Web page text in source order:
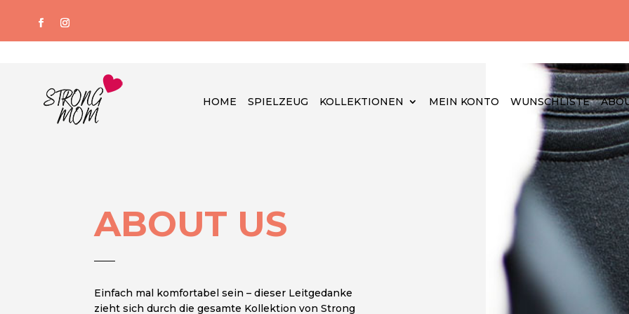
HOME SPIELZEUG KOLLEKTIONEN MEIN KONTO WUNSCHLISTE
ABOUT US
Einfach mal komfortabel sein – dieser Leitgedanke
zieht sich durch die gesamte Kollektion von Strong